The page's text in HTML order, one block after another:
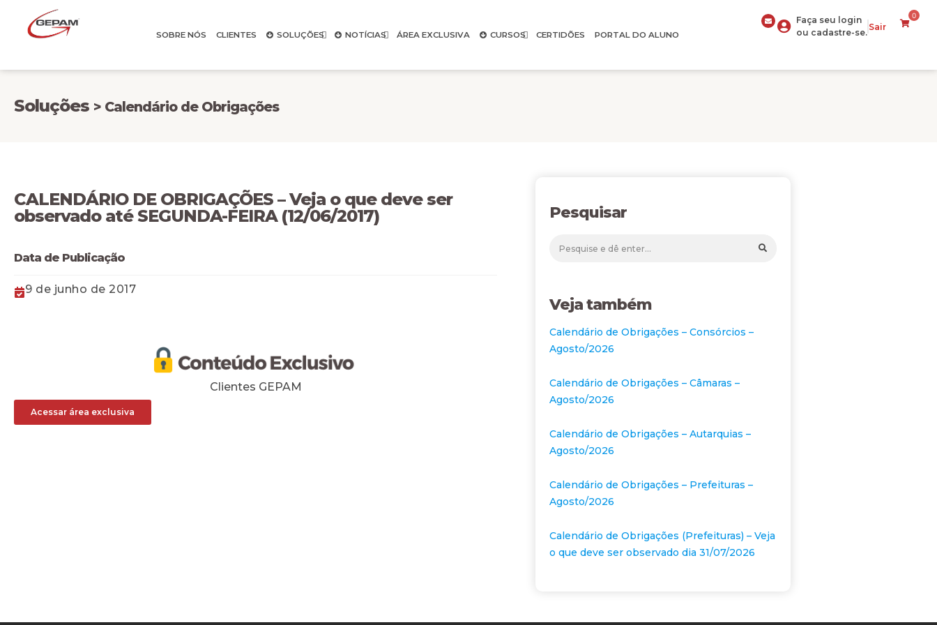
SOBRE NÓS CLIENTES SOLUÇÕES NOTÍCIAS ÁREA EXCLUSIVA CURSOS CERTIDÕES PORTAL DO ALUNO
Faça seu login
ou cadastre-se.
Sair
0
Soluções > Calendário de Obrigações
​​CALENDÁRIO DE OBRIGAÇÕES – Veja o que deve ser
observado até SEGUNDA-FEIRA (12/06/2017)
Data de Publicação
9 de junho de 2017
Clientes GEPAM
Acessar área exclusiva
Pesquisar
Veja também
Calendário de Obrigações – Consórcios –
Agosto/2026
Calendário de Obrigações – Câmaras –
Agosto/2026
Calendário de Obrigações – Autarquias –
Agosto/2026
Calendário de Obrigações – Prefeituras –
Agosto/2026
Calendário de Obrigações (Prefeituras) – Veja
o que deve ser observado dia 31/07/2026